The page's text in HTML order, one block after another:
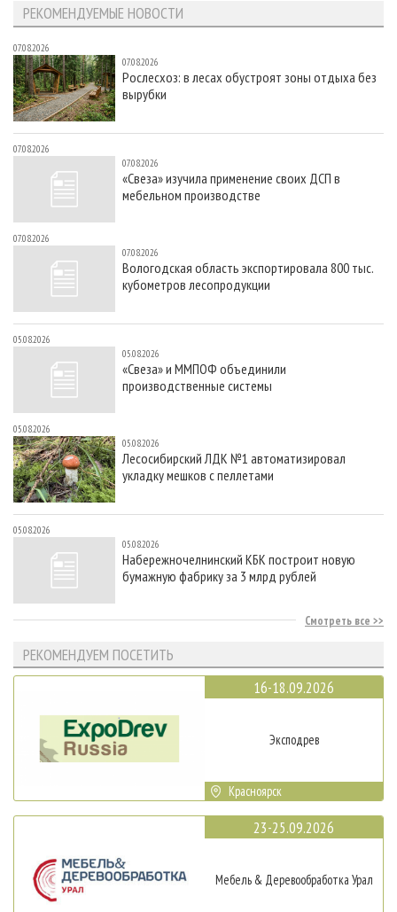
РЕКОМЕНДУЕМЫЕ НОВОСТИ
07.08.2026
07.08.2026
Рослесхоз: в лесах обустроят зоны отдыха без
вырубки
07.08.2026
07.08.2026
«Свеза» изучила применение своих ДСП в
мебельном производстве
07.08.2026
07.08.2026
Вологодская область экспортировала 800 тыс.
кубометров лесопродукции
05.08.2026
05.08.2026
«Свеза» и ММПОФ объединили
производственные системы
05.08.2026
05.08.2026
Лесосибирский ЛДК №1 автоматизировал
укладку мешков с пеллетами
05.08.2026
05.08.2026
Набережночелнинский КБК построит новую
бумажную фабрику за 3 млрд рублей
Смотреть все
РЕКОМЕНДУЕМ ПОСЕТИТЬ
16-18.09.2026
Эксподрев
Красноярск
23-25.09.2026
Мебель & Деревообработка Урал